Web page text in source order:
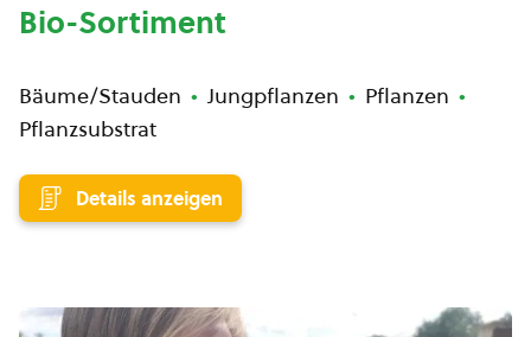
Bio-Sortiment
Bäume/Stauden Jungpflanzen
Pflanzen
Pflanzsubstrat
Details anzeigen